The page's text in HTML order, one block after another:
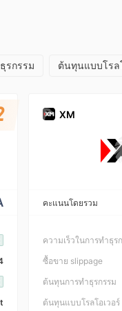
รกรรม ต้นทุนแบบโรล
XM
คะแนนโดยรวม
ความเร็วในการทำธุร
ซื้อขาย slippage
ต้นทุนการทำธุรกรรม
ต้นทุนแบบโรลโอเวอร์